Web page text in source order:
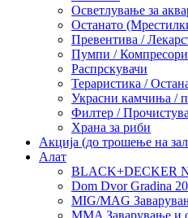
Осветлување за
Останато
Превентива /
Пумпи / Компресори
Распрскувачи
Тераристика /
Украсни камчиња /
Филтер /
Храна за риби
Акција (до трошење на
Алат
BLACK+DECKER
Dom Dvor Gradina
MIG/MAG
MMA Заварување и